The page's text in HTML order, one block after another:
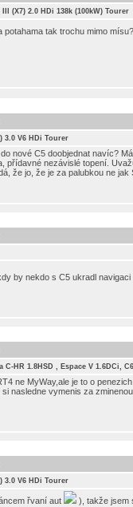
(X7) 2.0 HDi 138k (100kW) Tourer
potahama tak trochu mimo
3.0 V6 HDi Tourer
nové C5 doobjednat navíc?
přídavné nezávislé topení.
že jo, že je za palubkou ne jak
by nekdo s C5 ukradl
C-HR 1.8HSD , Espace V 1.6DCi,
ne MyWay,ale je to o penezich
nasledne vymenis za
3.0 V6 HDi Tourer
řvaní aut ), takže jsem